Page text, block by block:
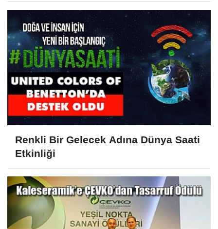
Renkli Bir Gelecek Adına Dünya Saati
Etkinliği